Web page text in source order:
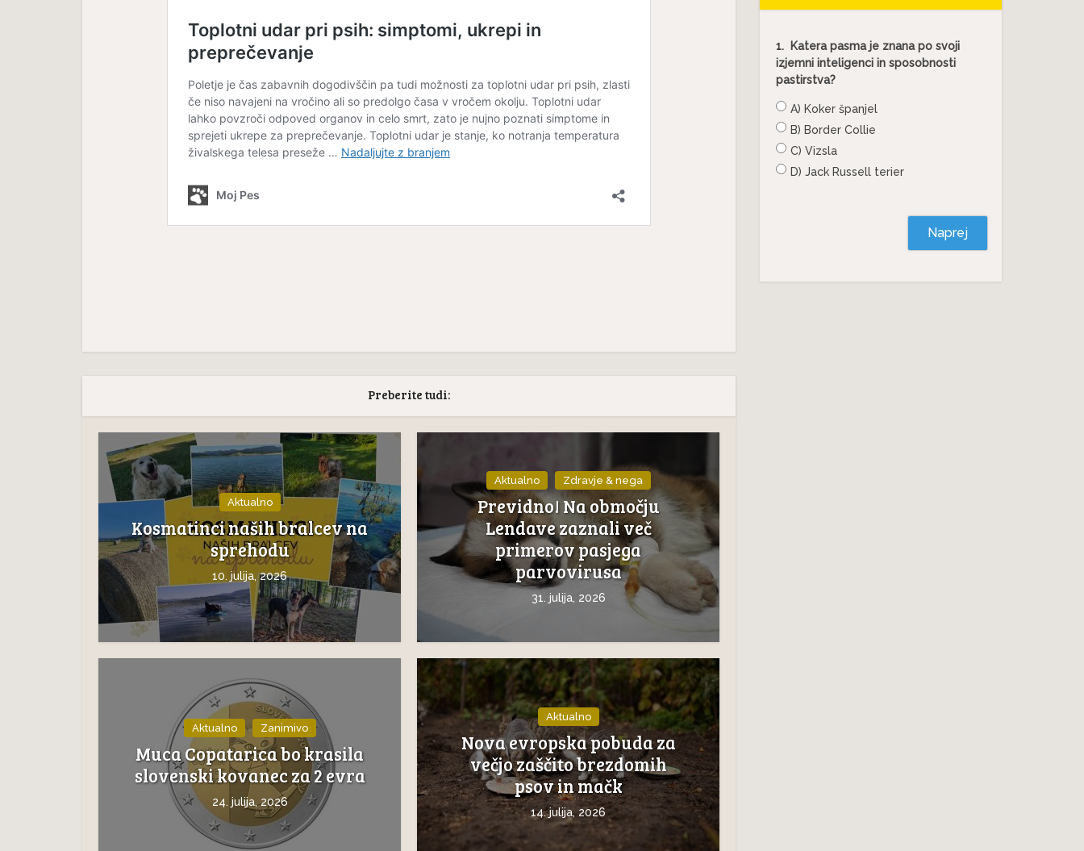
Preberite tudi:
Aktualno
Kosmatinci naših bralcev na
sprehodu
10. julija, 2026
Aktualno Zdravje & nega
Previdno! Na območju
Lendave zaznali več
primerov pasjega
parvovirusa
31. julija, 2026
Aktualno Zanimivo
Muca Copatarica bo krasila
slovenski kovanec za 2 evra
24. julija, 2026
Aktualno
Nova evropska pobuda za
večjo zaščito brezdomih
psov in mačk
14. julija, 2026
1.
Katera pasma je znana po svoji
izjemni inteligenci in sposobnosti
pastirstva?
A) Koker španjel
B) Border Collie
C) Vizsla
D) Jack Russell terier
Naprej